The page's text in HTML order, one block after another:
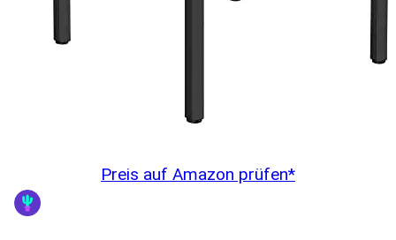
Preis auf Amazon prüfen*